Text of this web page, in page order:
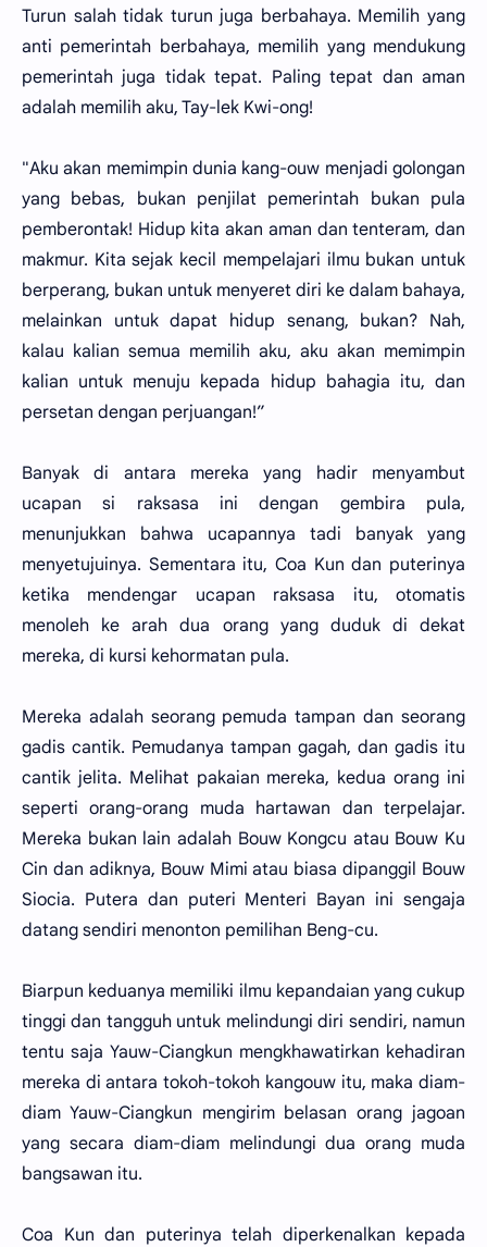
Turun salah tidak turun juga berbahaya. Memilih yang
anti pemerintah berbahaya, memilih yang mendukung
pemerintah juga tidak tepat. Paling tepat dan aman
adalah memilih aku, Tay-lek Kwi-ong!
"Aku akan memimpin dunia kang-ouw menjadi golongan
yang bebas, bukan penjilat pemerintah bukan pula
pemberontak! Hidup kita akan aman dan tenteram, dan
makmur. Kita sejak kecil mempelajari ilmu bukan untuk
berperang, bukan untuk menyeret diri ke dalam bahaya,
melainkan untuk dapat hidup senang, bukan? Nah,
kalau kalian semua memilih aku, aku akan memimpin
kalian untuk menuju kepada hidup bahagia itu, dan
persetan dengan perjuangan!”
Banyak di antara mereka yang hadir menyambut
ucapan si raksasa ini dengan gembira pula,
menunjukkan bahwa ucapannya tadi banyak yang
menyetujuinya. Sementara itu, Coa Kun dan puterinya
ketika mendengar ucapan raksasa itu, otomatis
menoleh ke arah dua orang yang duduk di dekat
mereka, di kursi kehormatan pula.
Mereka adalah seorang pemuda tampan dan seorang
gadis cantik. Pemudanya tampan gagah, dan gadis itu
cantik jelita. Melihat pakaian mereka, kedua orang ini
seperti orang-orang muda hartawan dan terpelajar.
Mereka bukan lain adalah Bouw Kongcu atau Bouw Ku
Cin dan adiknya, Bouw Mimi atau biasa dipanggil Bouw
Siocia. Putera dan puteri Menteri Bayan ini sengaja
datang sendiri menonton pemilihan Beng-cu.
Biarpun keduanya memiliki ilmu kepandaian yang cukup
tinggi dan tangguh untuk melindungi diri sendiri, namun
tentu saja Yauw-Ciangkun mengkhawatirkan kehadiran
mereka di antara tokoh-tokoh kangouw itu, maka diam-
diam Yauw-Ciangkun mengirim belasan orang jagoan
yang secara diam-diam melindungi dua orang muda
bangsawan itu.
Coa Kun dan puterinya telah diperkenalkan kepada